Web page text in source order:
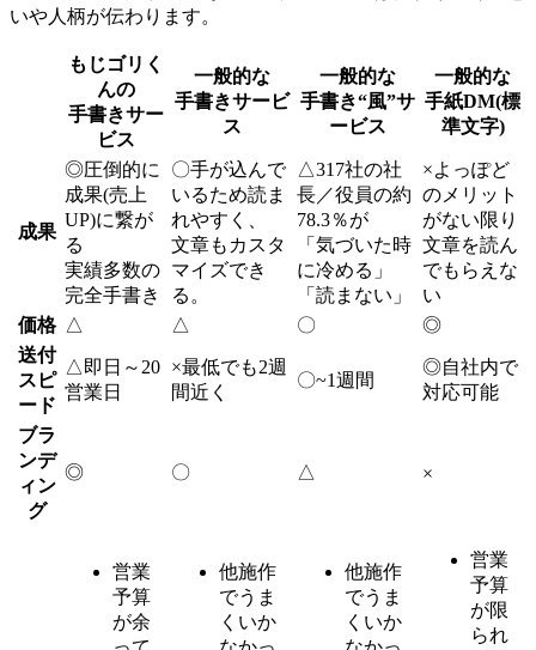
いや人柄が伝わります。
もじゴリく
んの
手書きサー
ビス
一般的な
手書きサービ
ス
一般的な
手書き“風”サ
ービス
一般的な
手紙DM(標
準文字)
成果
◎圧倒的に
成果(売上
UP)に繋が
る
実績多数の
完全手書き
〇手が込んで
いるため読ま
れやすく、
文章もカスタ
マイズでき
る。
△317社の社
長／役員の約
78.3％が
「気づいた時
に冷める」
「読まない」
×よっぽど
のメリット
がない限り
文章を読ん
でもらえな
い
価格 △ △ 〇
◎
送付
スピ
ード
△ 即日～20
営業日
×最低でも2週
間近く
〇~1週間
◎自社内で
対応可能
ブラ
ンデ
ィン
グ
◎ 〇 △ ×
営業
予算
が余
他施作
でうま
くいか
他施作
でうま
くいか
営業
予算
が限
られ